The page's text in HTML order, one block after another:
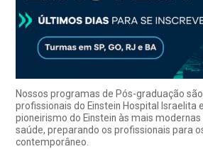
Nossos programas de Pós-graduação
profissionais do Einstein Hospital Israelita
pioneirismo do Einstein às mais
saúde, preparando os profissionais para
contemporâneo.